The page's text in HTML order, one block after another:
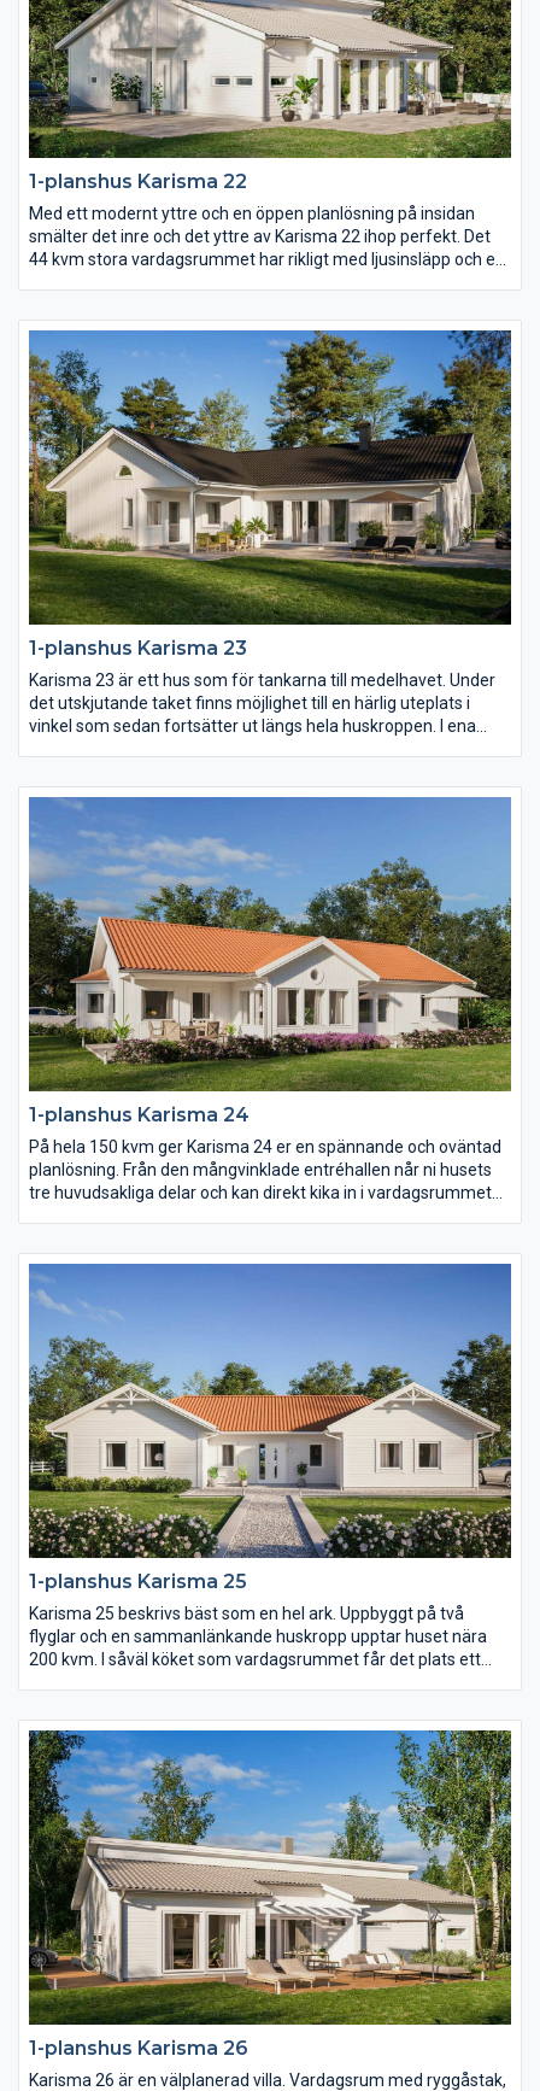
1-planshus Karisma 22
Med ett modernt yttre och en öppen planlösning på insidan
smälter det inre och det yttre av Karisma 22 ihop perfekt. Det
44 kvm stora vardagsrummet har rikligt med ljusinsläpp och ett
långsidan är Karisma 22 ritat för er med vacker utsikt över skog
och mark, vattendrag eller varför inte en fantastiskt mysig
trädgård?
1-planshus Karisma 23
Karisma 23 är ett hus som för tankarna till medelhavet. Under
det utskjutande taket finns möjlighet till en härlig uteplats i
vinkel som sedan fortsätter ut längs hela huskroppen. I ena
ryggåstak över vardagsrum, matplats och kök.
1-planshus Karisma 24
På hela 150 kvm ger Karisma 24 er en spännande och oväntad
planlösning. Från den mångvinklade entréhallen når ni husets
tre huvudsakliga delar och kan direkt kika in i vardagsrummet
barn- och ungdomsdel med eget allrum samt en vuxendel med
stort badrum och arbetsrum. Karisma 24 har helt enkelt extra
allt.
1-planshus Karisma 25
Karisma 25 beskrivs bäst som en hel ark. Uppbyggt på två
flyglar och en sammanlänkande huskropp upptar huset nära
200 kvm. I såväl köket som vardagsrummet får det plats ett
på hela 23 kvm med utgång till den öppna innergården på
trädgårdssidan.
1-planshus Karisma 26
Karisma 26 är en välplanerad villa. Vardagsrum med ryggåstak,